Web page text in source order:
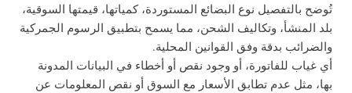
تُوضح بالتفصيل نوع البضائع المستوردة، كمياتها، قيمتها السوقية،
بلد المنشأ، وتكاليف الشحن، مما يسمح بتطبيق الرسوم الجمركية
والضرائب بدقة وفق القوانين المحلية.
أي غياب للفاتورة، أو وجود نقص أو أخطاء في البيانات المدونة
بها، مثل عدم تطابق الأسعار مع السوق أو نقص المعلومات عن